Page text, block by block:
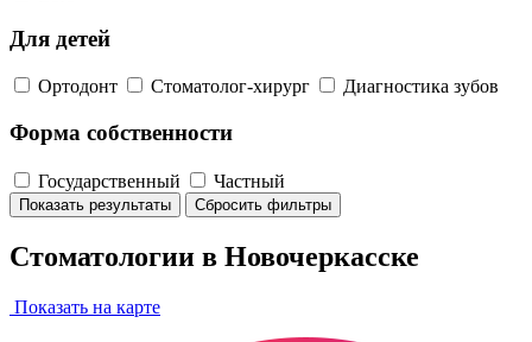
Для детей
Ортодонт Стоматолог-хирург Диагностика зубов
Форма собственности
Государственный Частный
Показать результаты Сбросить фильтры
Стоматологии в Новочеркасске
Показать на карте